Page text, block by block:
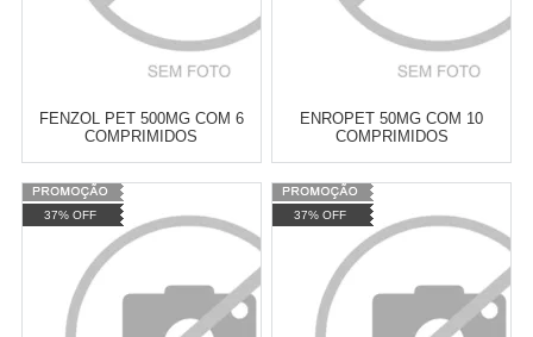
FENZOL PET 500MG COM 6
COMPRIMIDOS
Varejo:
Atacado: R$ 2.550,90 (Apenas
Revendedor)
10 x
Cat:VERMÍFUGOS
COMPRAR
ENROPET 50MG COM 10
COMPRIMIDOS
Varejo:
Atacado: R$ 2.550,90 (Apenas
Revendedor)
10
Cat:VERMÍFUGOS
COMPRAR
37% OFF 37% OFF